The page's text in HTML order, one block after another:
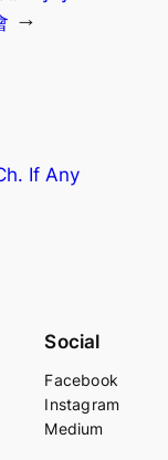
→
If Any
Social
Facebook
Instagram
Medium